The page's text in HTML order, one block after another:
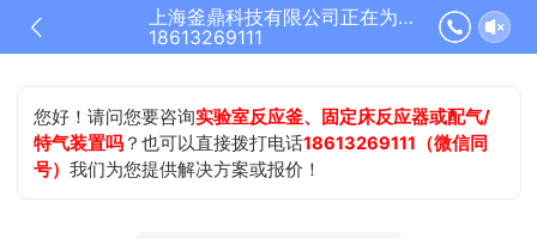
上海釜鼎科技有限公司正在为您服务
18613269111
您好！请问您要咨询实验室反应釜、固定床反应器或配气/
特气装置吗 ？也可以直接拨打电话18613269111（微信同
号）我们为您提供解决方案或报价！